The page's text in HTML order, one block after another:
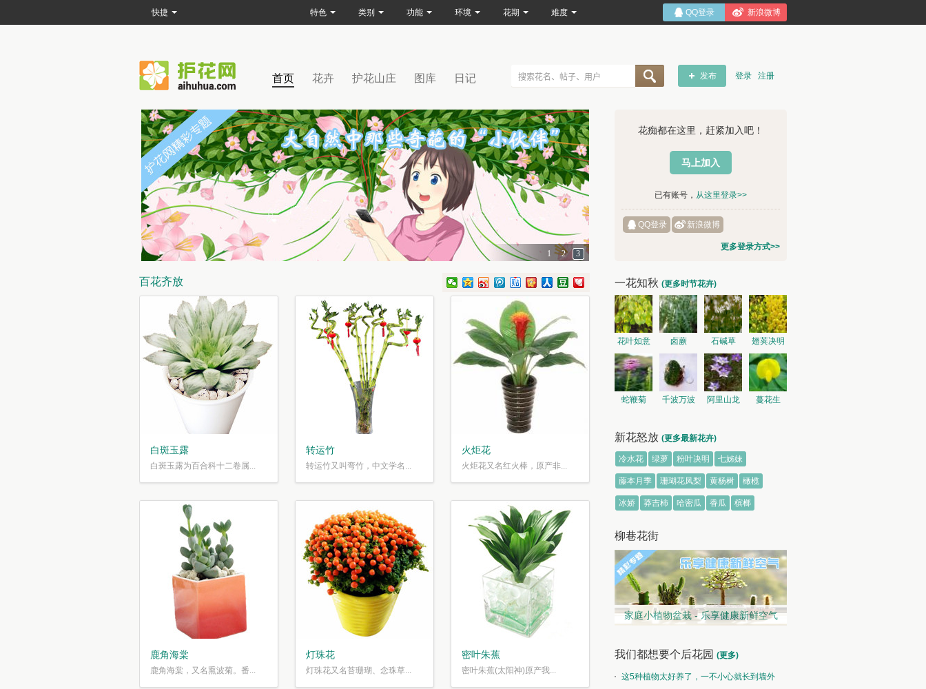
首页 花卉 护花山庄 图库 日记 发布 登录 注册
1 2 3
百花齐放
白斑玉露
白斑玉露为百合科十二卷属...
转运竹
转运竹又叫弯竹，中文学名...
火炬花
火炬花又名红火棒，原产非...
鹿角海棠
鹿角海棠，又名熏波菊。番...
灯珠花
灯珠花又名苔珊瑚、念珠草...
密叶朱蕉
密叶朱蕉(太阳神)原产我...
花痴都在这里，赶紧加入吧！
马上加入
已有账号， 从这里登录>>
QQ登录 新浪微博
更多登录方式>>
一花知秋 (更多时节花卉)
花叶如意 卤蕨 石碱草 翅荚决明
蛇鞭菊 千波万波
阿里山龙
蔓花生
新花怒放 (更多最新花卉)
冷水花 绿萝 粉叶决明 七姊妹
藤本月季 珊瑚花凤梨 黄杨树 橄榄
冰娇 莽吉柿 哈密瓜 香瓜 槟榔
柳巷花街
家庭小植物盆栽 - 乐享健康新鲜空气
我们都想要个后花园 (更多)
这5种植物太好养了，一不小心就长到墙外
快捷 特色 类别 功能 环境 花期 难度 QQ登录 新浪微博